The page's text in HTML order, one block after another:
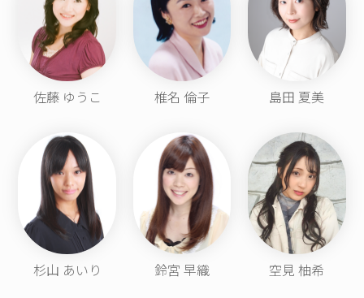
佐藤 ゆうこ 椎名 倫子 島田 夏美
杉山 あいり 鈴宮 早織 空見 柚希